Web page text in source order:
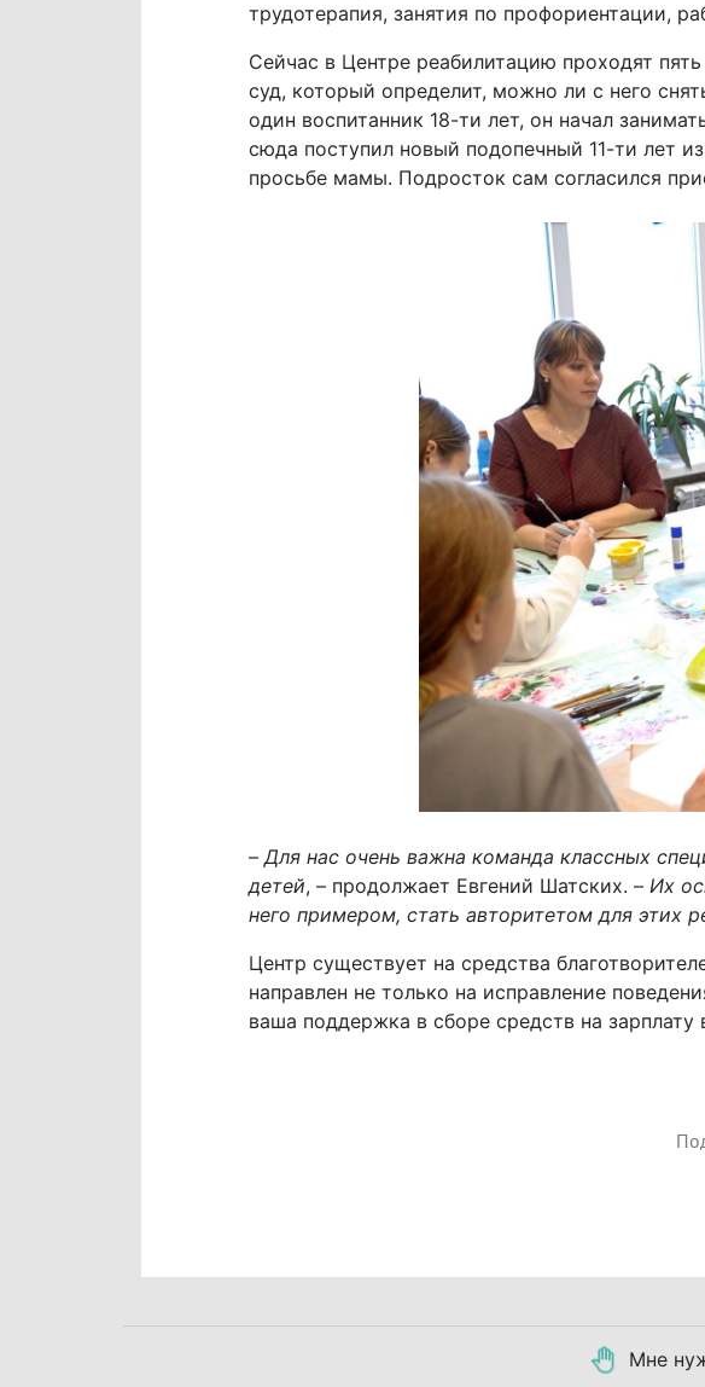
трудотерапия, занятия по профориентации,
Сейчас в Центре реабилитацию проходят
суд, который определит, можно ли с него
один воспитанник 18-ти лет, он начал
сюда поступил новый подопечный 11-ти лет
просьбе мамы. Подросток сам согласился
– Для нас очень важна команда классных
детей, – продолжает Евгений Шатских. – Их
него примером, стать авторитетом для этих
Центр существует на средства
направлен не только на исправление
ваша поддержка в сборе средств на зарплату
Мне